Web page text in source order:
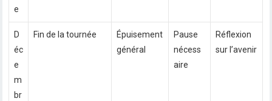
e
D
éc
e
m
br
Fin de la tournée
Épuisement
général
Pause
nécess
aire
Réflexion
sur l’avenir